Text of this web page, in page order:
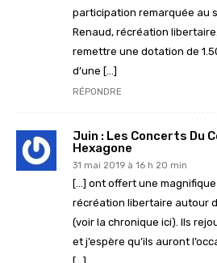
participation remarquée au
Renaud, récréation
remettre une dotation de
d’une […]
RÉPONDRE
Juin : Les Concerts Du
Hexagone
31 mai 2019 à 16 h 20 min
[…] ont offert une
récréation libertaire autour
(voir la chronique ici). Ils
et j’espère qu’ils auront